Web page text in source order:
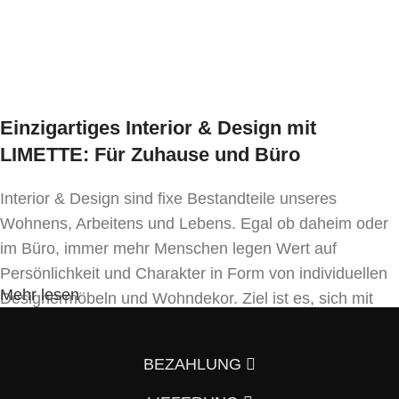
Armlehnenhöhe 55 cm (seitlich).
cm, Gesamthöhe 78 cm, Armlehnenhöhe 63
cm, Sitzhöhe 42 cm
Tisch: Länge: 110 cm, Breite: 60 cm, Höhe: 33 cm
Mindestbestellmenge:
Einzigartiges Interior & Design mit
LIMETTE: Für Zuhause und Büro
Interior & Design sind fixe Bestandteile unseres
Wohnens, Arbeitens und Lebens. Egal ob daheim oder
im Büro, immer mehr Menschen legen Wert auf
Persönlichkeit und Charakter in Form von individuellen
Designermöbeln und Wohndekor. Ziel ist es, sich mit
von der Masse abzuheben.
Mehr lesen
BEZAHLUNG